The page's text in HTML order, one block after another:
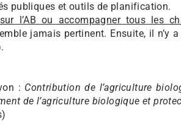
publiques et outils de planification.
l’AB ou accompagner tous les
jamais pertinent. Ensuite, il
: Contribution de l’agriculture
de l’agriculture biologique et